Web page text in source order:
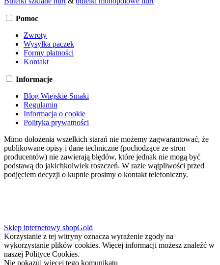
Pomoc
Zwroty
Wysyłka paczek
Formy płatności
Kontakt
Informacje
Blog Wiejskie Smaki
Regulamin
Informacja o cookie
Polityka prywatności
Mimo dołożenia wszelkich starań nie możemy zagwarantować, że
publikowane opisy i dane techniczne (pochodzące ze stron
producentów) nie zawierają błędów, które jednak nie mogą być
podstawą do jakichkolwiek roszczeń. W razie wątpliwości przed
podjęciem decyzji o kupnie prosimy o kontakt telefoniczny.
Sklep internetowy shopGold
Korzystanie z tej witryny oznacza wyrażenie zgody na
wykorzystanie plików cookies. Więcej informacji możesz znaleźć w
naszej Polityce Cookies.
Nie pokazuj więcej tego komunikatu